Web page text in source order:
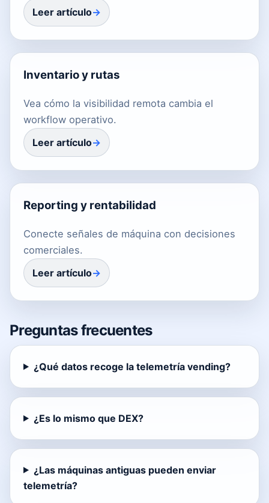
Leer artículo
Inventario y rutas
Vea cómo la visibilidad remota cambia el
workflow operativo.
Leer artículo
Reporting y rentabilidad
Conecte señales de máquina con decisiones
comerciales.
Leer artículo
Preguntas frecuentes
¿Qué datos recoge la telemetría vending?
¿Es lo mismo que DEX?
¿Las máquinas antiguas pueden enviar
telemetría?